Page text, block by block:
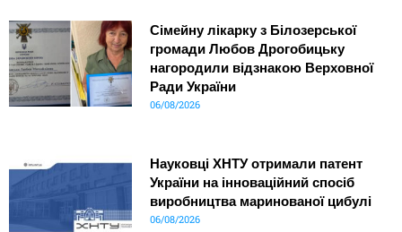
Сімейну лікарку з Білозерської
громади Любов Дрогобицьку
нагородили відзнакою Верховної
Ради України
06/08/2026
Науковці ХНТУ отримали патент
України на інноваційний спосіб
виробництва маринованої цибулі
06/08/2026